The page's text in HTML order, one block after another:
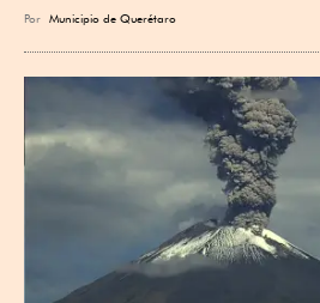
Por Municipio de Querétaro